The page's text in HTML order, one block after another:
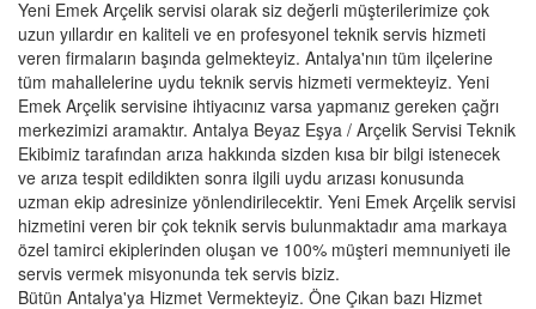
Yeni Emek Arçelik servisi olarak siz değerli müşterilerimize çok
uzun yıllardır en kaliteli ve en profesyonel teknik servis hizmeti
veren firmaların başında gelmekteyiz. Antalya'nın tüm ilçelerine
tüm mahallelerine uydu teknik servis hizmeti vermekteyiz. Yeni
Emek Arçelik servisine ihtiyacınız varsa yapmanız gereken çağrı
merkezimizi aramaktır. Antalya Beyaz Eşya / Arçelik Servisi Teknik
Ekibimiz tarafından arıza hakkında sizden kısa bir bilgi istenecek
ve arıza tespit edildikten sonra ilgili uydu arızası konusunda
uzman ekip adresinize yönlendirilecektir. Yeni Emek Arçelik servisi
hizmetini veren bir çok teknik servis bulunmaktadır ama markaya
özel tamirci ekiplerinden oluşan ve 100% müşteri memnuniyeti ile
servis vermek misyonunda tek servis biziz.
Bütün Antalya'ya Hizmet Vermekteyiz. Öne Çıkan bazı Hizmet